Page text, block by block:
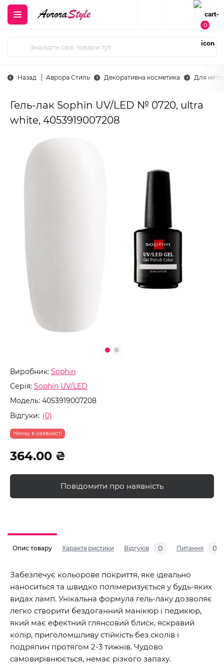
0
Назад Аврора Стиль Декоративна косметика Для нігтів
Гель-лак Sophin UV/LED № 0720, ultra
white, 4053919007208
Виробник: Sophin
Серія: Sophin UV/LED
Модель: 4053919007208
Відгуки: (0)
Немає в наявності
364.00 ₴
Повідомити про наявність
Опис товару Характеристики Відгуків 0 Питання 0
Забезпечує кольорове покриття, яке ідеально
наноситься та швидко полімеризується у будь-яких
видах ламп. Унікальна формула гель-лаку дозволяє
легко створити бездоганний манікюр і педикюр,
який має ефектний глянсовий блиск, яскравий
колір, приголомшливу стійкість без сколів і
подряпин протягом 2-3 тижнів. Чудово
самовирівнюється, немає різкого запаху.